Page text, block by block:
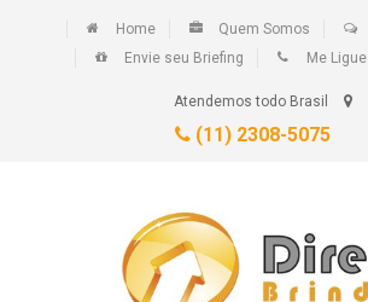
Home Quem Somos
Envie seu Briefing
Me Ligue
Atendemos todo Brasil
(11) 2308-5075